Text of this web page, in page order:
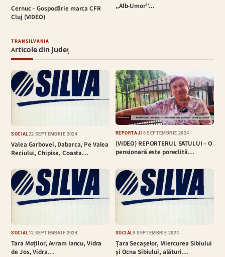
Cernuc – Gospodărie marca CFR
Cluj (VIDEO)
„Alb-Umor”…
TRANSILVANIA
Articole din Județ
SOCIAL 22 SEPTEMBRIE 2024
Valea Garbovei, Dabarca, Pe Valea
Reciului, Chipisa, Coasta…
REPORTAJ18 SEPTEMBRIE 2024
(VIDEO) REPORTERUL SATULUI – O
pensionară este poreclită…
SOCIAL 12 SEPTEMBRIE 2024
Tara Moților, Avram Iancu, Vidra
de Jos, Vidra…
SOCIAL9 SEPTEMBRIE 2024
Țara Secașelor, Miercurea Sibiului
și Ocna Sibiului, alături…